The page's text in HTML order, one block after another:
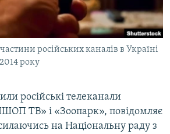
КРИМУросійських каналів в Україні
року
російські телеканали
ТВ» і «Зоопарк», повідомляє
на Національну раду з